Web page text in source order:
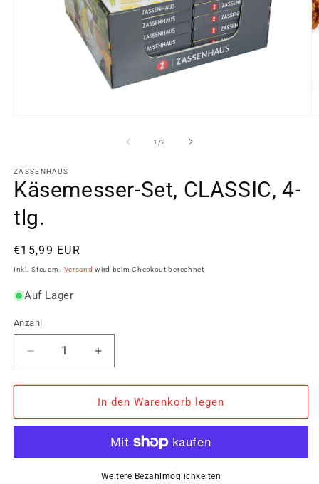
1 /von
2
ZASSENHAUS
Käsemesser-Set, CLASSIC, 4-
tlg.
Normaler
Preis
€15,99 EUR
Inkl. Steuern. Versand wird beim Checkout berechnet
Auf Lager
Anzahl
Verringere
die
Menge
Käsemesser-
4-
Erhöhe
die
Menge
für
Käsemesser-
CLASSIC,
4-
tlg.
In den Warenkorb legen
Weitere Bezahlmöglichkeiten